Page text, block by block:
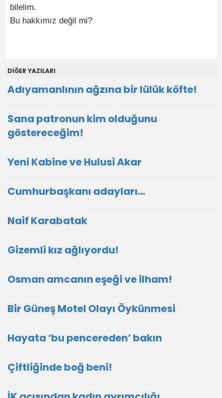
bilelim.
Bu hakkımız değil mi?
DİĞER YAZILARI
Adıyamanlının ağzına bir lülük köfte!
Sana patronun kim olduğunu
göstereceğim!
Yeni Kabine ve Hulusi Akar
Cumhurbaşkanı adayları…
Naif Karabatak
Gizemli kız ağlıyordu!
Osman amcanın eşeği ve ilham!
Bir Güneş Motel Olayı Öykünmesi
Hayata ‘bu pencereden’ bakın
Çiftliğinde boğ beni!